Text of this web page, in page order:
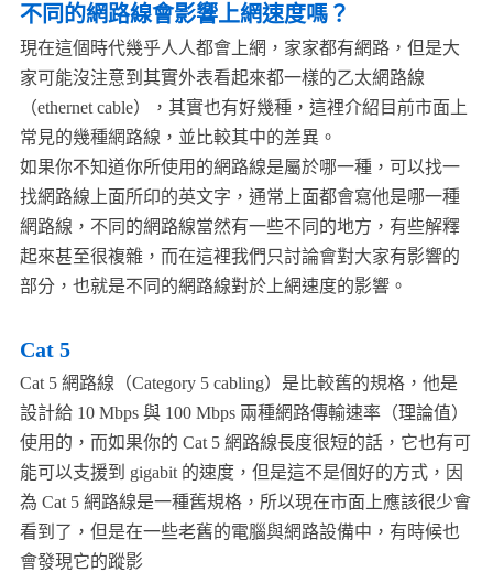
不同的網路線會影響上網速度嗎？
現在這個時代幾乎人人都會上網，家家都有網路，但是大
家可能沒注意到其實外表看起來都一樣的乙太網路線
（ethernet cable），其實也有好幾種，這裡介紹目前市面上
常見的幾種網路線，並比較其中的差異。
如果你不知道你所使用的網路線是屬於哪一種，可以找一
找網路線上面所印的英文字，通常上面都會寫他是哪一種
網路線，不同的網路線當然有一些不同的地方，有些解釋
起來甚至很複雜，而在這裡我們只討論會對大家有影響的
部分，也就是不同的網路線對於上網速度的影響。
Cat 5
Cat 5 網路線（Category 5 cabling）是比較舊的規格，他是
設計給 10 Mbps 與 100 Mbps 兩種網路傳輸速率（理論值）
使用的，而如果你的 Cat 5 網路線長度很短的話，它也有可
能可以支援到 gigabit 的速度，但是這不是個好的方式，因
為 Cat 5 網路線是一種舊規格，所以現在市面上應該很少會
看到了，但是在一些老舊的電腦與網路設備中，有時候也
會發現它的蹤影